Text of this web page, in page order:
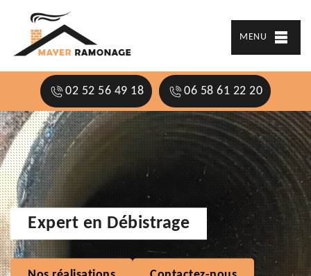
MENU
02 52 56 49 18 06 58 61 22 20
Expert en Débistrage